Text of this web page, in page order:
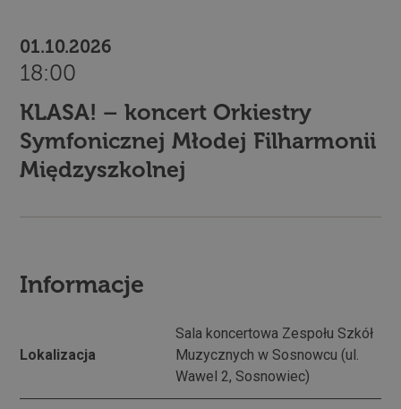
01.10.2026
18:00
KLASA! – koncert Orkiestry
Symfonicznej Młodej Filharmonii
Międzyszkolnej
Informacje
Lokalizacja
Sala koncertowa Zespołu Szkół
Muzycznych w Sosnowcu (ul.
Wawel 2, Sosnowiec)